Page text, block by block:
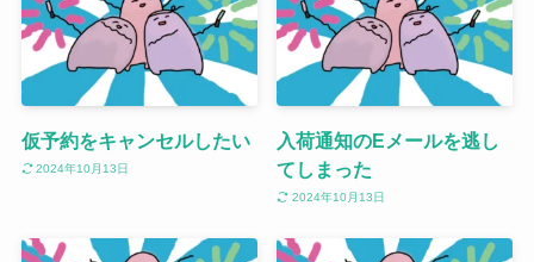
仮予約をキャンセルしたい
2024年10月13日
入荷通知のEメールを逃し
てしまった
2024年10月13日